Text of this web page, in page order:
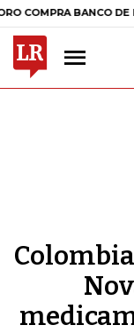
BANCO DE LA